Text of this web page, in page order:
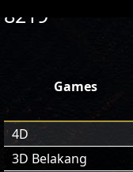
8219
Games
4D
3D Belakang